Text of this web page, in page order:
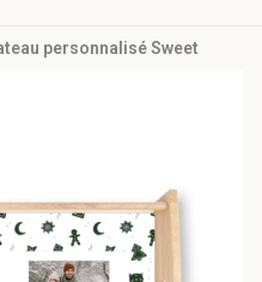
personnalisé Sweet